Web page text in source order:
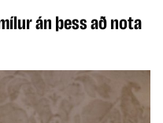
án þess að nota